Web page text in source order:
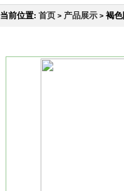
当前位置: 首页 > 产品展示 > 褐